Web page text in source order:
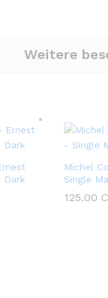
Weitere
Dark
Michel
Single
125.00